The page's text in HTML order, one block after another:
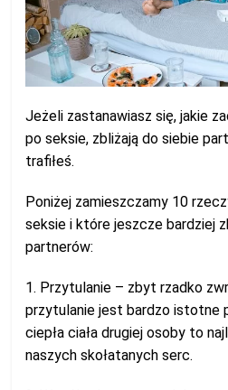
Jeżeli zastanawiasz się, jakie
po seksie, zbliżają do siebie
trafiłeś.
Poniżej zamieszczamy 10
seksie i które jeszcze bardziej
partnerów:
1. Przytulanie – zbyt rzadko
przytulanie jest bardzo istotne
ciepła ciała drugiej osoby to
naszych skołatanych serc.